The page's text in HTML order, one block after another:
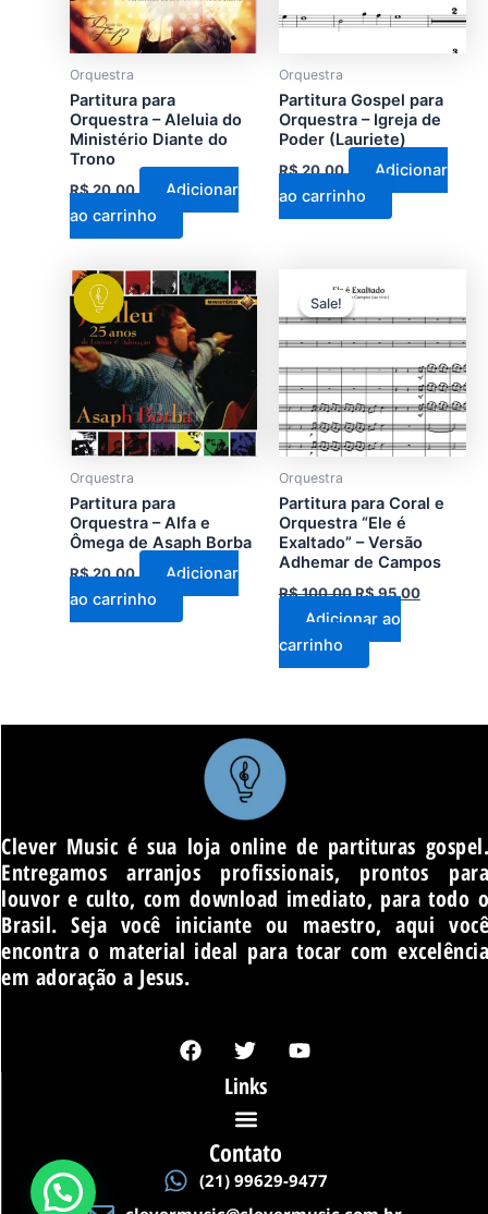
Orquestra
Partitura para
Orquestra – Aleluia do
Ministério Diante do
Trono
R$20,00
Adicionar
ao carrinho
Orquestra
Partitura Gospel para
Orquestra – Igreja de
Poder (Lauriete)
R$20,00
Adicionar
ao carrinho
Orquestra
Partitura para
Orquestra – Alfa e
Ômega de Asaph Borba
R$20,00
Adicionar
ao carrinho
Sale!
Sale!
Orquestra
Partitura para Coral e
Orquestra “Ele é
Exaltado” – Versão
Adhemar de Campos
R$100,00
preço
original
R$ 100,00.
R$95,00
atual
R$ 95,00.
Adicionar ao
carrinho
Clever Music é sua loja online de partituras gospel.
Entregamos arranjos profissionais, prontos para
louvor e culto, com download imediato, para todo o
Brasil. Seja você iniciante ou maestro, aqui você
encontra o material ideal para tocar com excelência
em adoração a Jesus.
F
a
o
k
T
w
i
t
e
r
Y
o
e
Links
Contato
(21) 99629-9477